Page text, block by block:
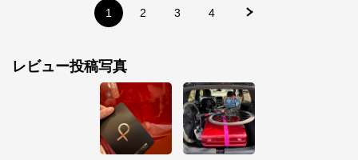
1 2 3 4
レビュー投稿写真
エースオンラインストア